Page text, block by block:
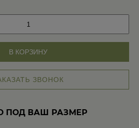
В КОРЗИНУ
ЗВОНОК
ПОД ВАШ РАЗМЕР